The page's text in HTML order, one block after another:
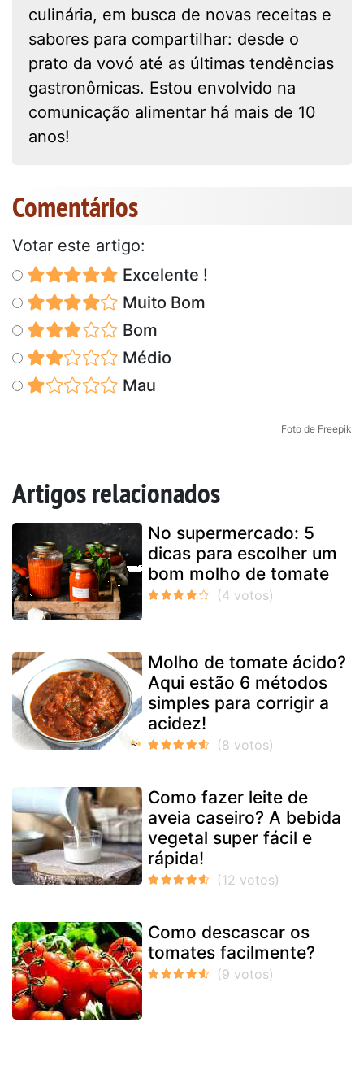
culinária, em busca de novas receitas e
sabores para compartilhar: desde o
prato da vovó até as últimas tendências
gastronômicas. Estou envolvido na
comunicação alimentar há mais de 10
anos!
Comentários
Votar este artigo:
Excelente !
Muito Bom
Bom
Médio
Mau
Foto de Freepik
Artigos relacionados
No supermercado: 5
dicas para escolher um
bom molho de tomate
Molho de tomate ácido?
Aqui estão 6 métodos
simples para corrigir a
acidez!
Como fazer leite de
aveia caseiro? A bebida
vegetal super fácil e
rápida!
Como descascar os
tomates facilmente?